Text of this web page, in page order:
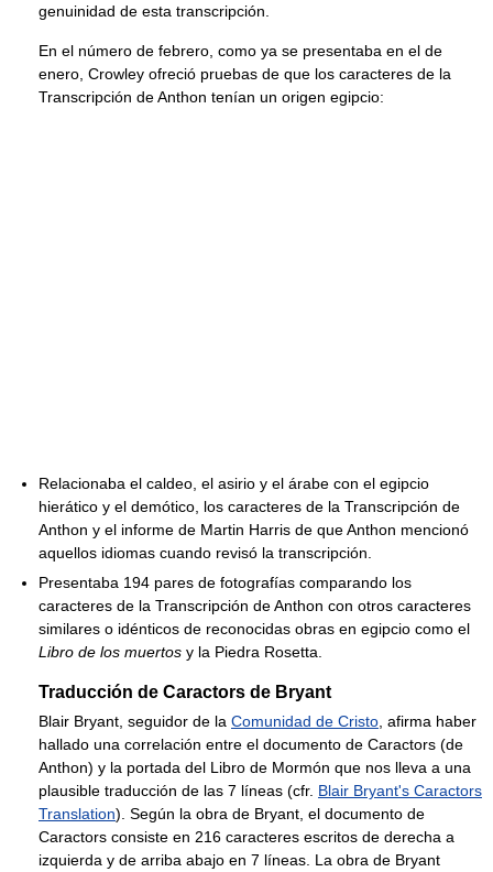
genuinidad de esta transcripción.
En el número de febrero, como ya se presentaba en el de
enero, Crowley ofreció pruebas de que los caracteres de la
Transcripción de Anthon tenían un origen egipcio:
Relacionaba el caldeo, el asirio y el árabe con el egipcio
hierático y el demótico, los caracteres de la Transcripción de
Anthon y el informe de Martin Harris de que Anthon mencionó
aquellos idiomas cuando revisó la transcripción.
Presentaba 194 pares de fotografías comparando los
caracteres de la Transcripción de Anthon con otros caracteres
similares o idénticos de reconocidas obras en egipcio como el
Libro de los muertos y la Piedra Rosetta.
Traducción de Caractors de Bryant
Blair Bryant, seguidor de la Comunidad de Cristo , afirma haber
hallado una correlación entre el documento de Caractors (de
Anthon) y la portada del Libro de Mormón que nos lleva a una
plausible traducción de las 7 líneas (cfr. Blair Bryant's Caractors
Translation). Según la obra de Bryant, el documento de
Caractors consiste en 216 caracteres escritos de derecha a
izquierda y de arriba abajo en 7 líneas. La obra de Bryant